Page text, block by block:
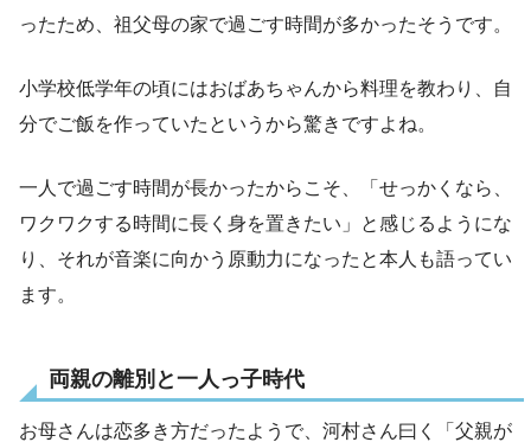
ったため、祖父母の家で過ごす時間が多かったそうです。
小学校低学年の頃にはおばあちゃんから料理を教わり、自
分でご飯を作っていたというから驚きですよね。
一人で過ごす時間が長かったからこそ、「せっかくなら、
ワクワクする時間に長く身を置きたい」と感じるようにな
り、それが音楽に向かう原動力になったと本人も語ってい
ます。
両親の離別と一人っ子時代
お母さんは恋多き方だったようで、河村さん曰く「父親が